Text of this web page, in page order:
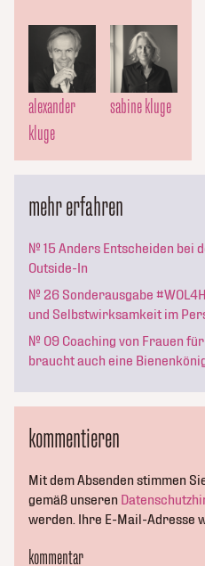
alexander
kluge
sabine kluge
mehr erfahren
№ 15 Anders Entscheiden bei
Outside-In
№ 26 Sonderausgabe
und Selbstwirksamkeit im
№ 09 Coaching von Frauen für
braucht auch eine
kommentieren
Mit dem Absenden stimmen
gemäß unseren
werden. Ihre E-Mail-Adresse
kommentar